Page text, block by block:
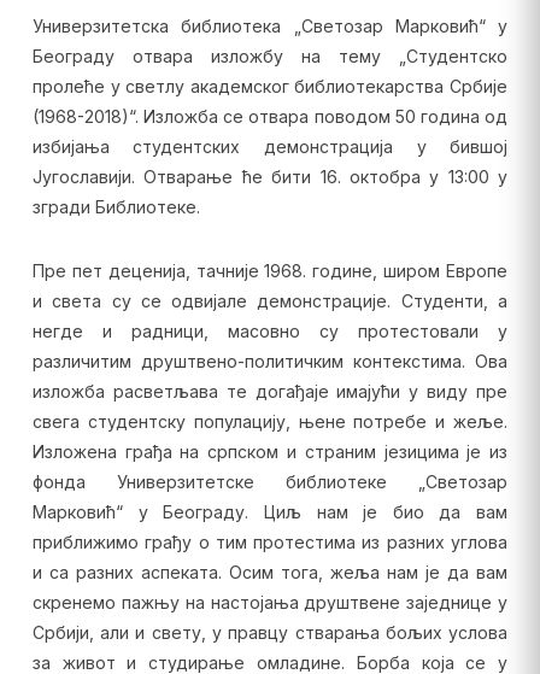
Универзитетска библиотека „Светозар Марковић“ у
Београду отвара изложбу на тему „Студентско
пролеће у светлу академског библиотекарства Србије
(1968-2018)“. Изложба се отвара поводом 50 година од
избијања студентских демонстрација у бившој
Југославији. Отварање ће бити 16. октобра у 13:00 у
згради Библиотеке.
Пре пет деценија, тачније 1968. године, широм Европе
и света су се одвијале демонстрације. Студенти, а
негде и радници, масовно су протестовали у
различитим друштвено-политичким контекстима. Ова
изложба расветљава те догађаје имајући у виду пре
свега студентску популацију, њене потребе и жеље.
Изложена грађа на српском и страним језицима је из
фонда Универзитетске библиотеке „Светозар
Марковић“ у Београду. Циљ нам је био да вам
приближимо грађу о тим протестима из разних углова
и са разних аспеката. Осим тога, жеља нам је да вам
скренемо пажњу на настојања друштвене заједнице у
Србији, али и свету, у правцу стварања бољих услова
за живот и студирање омладине. Борба која се у